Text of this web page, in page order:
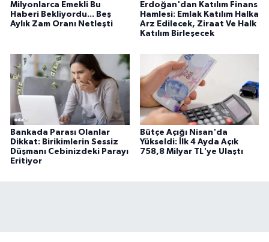
Milyonlarca Emekli Bu
Haberi Bekliyordu... Beş
Aylık Zam Oranı Netleşti
Erdoğan'dan Katılım Finans
Hamlesi: Emlak Katılım Halka
Arz Edilecek, Ziraat Ve Halk
Katılım Birleşecek
Bankada Parası Olanlar
Dikkat: Birikimlerin Sessiz
Düşmanı Cebinizdeki Parayı
Eritiyor
Bütçe Açığı Nisan'da
Yükseldi: İlk 4 Ayda Açık
758,8 Milyar TL'ye Ulaştı